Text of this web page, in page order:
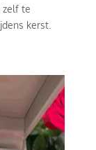
zelf te
kerst.